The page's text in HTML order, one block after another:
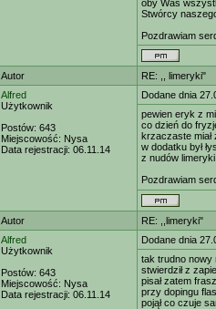
oby Was
Stwórcy
Pozdrawiam
Autor
RE: ,, limeryki"
Alfred
Użytkownik
Postów: 643
Miejscowość: Nysa
Data rejestracji: 06.11.14
Dodane dnia
pewien eryk z
co dzień do
krzaczaste miał
w dodatku był
z nudów limeryki
Pozdrawiam
Autor
RE: ,,limeryki"
Alfred
Użytkownik
Postów: 643
Miejscowość: Nysa
Data rejestracji: 06.11.14
Dodane dnia
tak trudno nowy
stwierdził z
pisał zatem
przy dopingu
pojął co czuje